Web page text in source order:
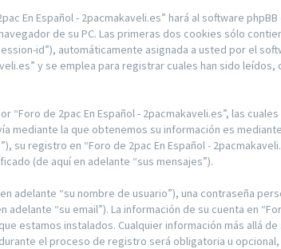
En Español - 2pacmakaveli.es” hará al software
de su PC. Las primeras dos cookies sólo
id”), automáticamente asignada a usted por el
y se emplea para registrar cuales han sido
de 2pac En Español - 2pacmakaveli.es”, las
mediante la que obtenemos su información es
su registro en “Foro de 2pac En Español -
(de aquí en adelante “sus mensajes”).
adelante “su nombre de usuario”), una contraseña
“su email”). La información de su cuenta en
estamos instalados. Cualquier información más allá
el proceso de registro será obligatoria u